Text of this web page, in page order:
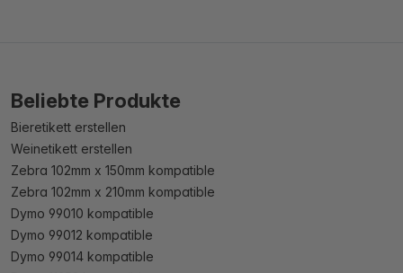
Beliebte Produkte
Bieretikett erstellen
Weinetikett erstellen
Zebra 102mm x 150mm kompatible
Zebra 102mm x 210mm kompatible
Dymo 99010 kompatible
Dymo 99012 kompatible
Dymo 99014 kompatible